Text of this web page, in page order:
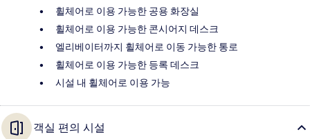
휠체어로 이용 가능한 공용 화장실
휠체어로 이용 가능한 콘시어지 데스크
엘리베이터까지 휠체어로 이동 가능한 통로
휠체어로 이용 가능한 등록 데스크
시설 내 휠체어로 이용 가능
객실 편의 시설